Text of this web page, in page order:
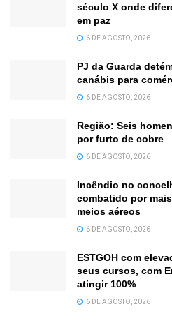
século X onde
em paz
6 DE AGOSTO, 2026
PJ da Guarda
canábis para
6 DE AGOSTO, 2026
Região: Seis
por furto de cobre
6 DE AGOSTO, 2026
Incêndio no
combatido por
meios aéreos
6 DE AGOSTO, 2026
ESTGOH com
seus cursos, com
atingir 100%
6 DE AGOSTO, 2026